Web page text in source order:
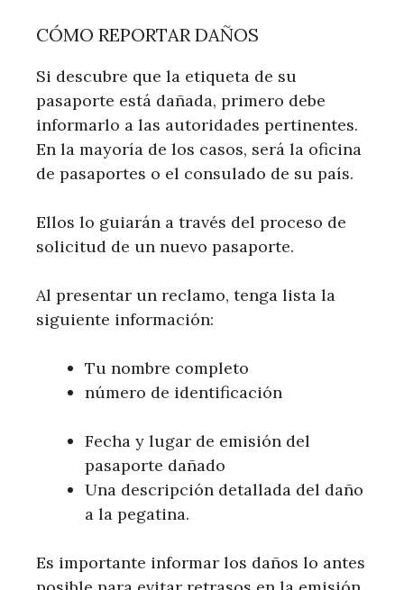
CÓMO REPORTAR DAÑOS
Si descubre que la etiqueta de su
pasaporte está dañada, primero debe
informarlo a las autoridades pertinentes.
En la mayoría de los casos, será la oficina
de pasaportes o el consulado de su país.
Ellos lo guiarán a través del proceso de
solicitud de un nuevo pasaporte.
Al presentar un reclamo, tenga lista la
siguiente información:
Tu nombre completo
número de identificación
Fecha y lugar de emisión del
pasaporte dañado
Una descripción detallada del daño
a la pegatina.
Es importante informar los daños lo antes